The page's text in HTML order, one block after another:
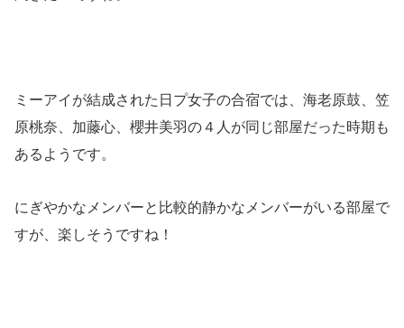
ミーアイが結成された日プ女子の合宿では、海老原鼓、笠
原桃奈、加藤心、櫻井美羽の４人が同じ部屋だった時期も
あるようです。
にぎやかなメンバーと比較的静かなメンバーがいる部屋で
すが、楽しそうですね！